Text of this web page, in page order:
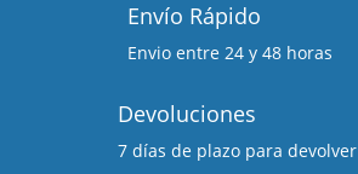
Envío Rápido
Envio entre 24 y 48 horas
Devoluciones
7 días de plazo para devolver